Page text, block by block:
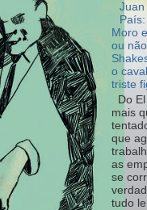
Juan
Moro
ou
o
triste
Do
mais
que
as
se
tudo